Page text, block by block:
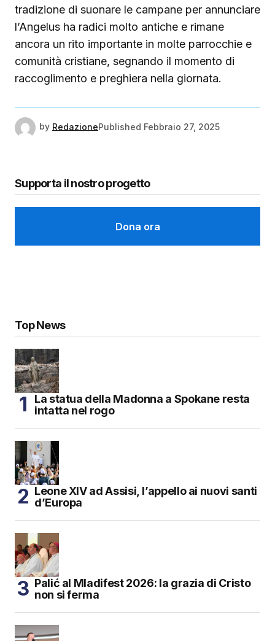
tradizione di suonare le campane per annunciare
l’Angelus ha radici molto antiche e rimane
ancora un rito importante in molte parrocchie e
comunità cristiane, segnando il momento di
raccoglimento e preghiera nella giornata.
by RedazionePublished Febbraio 27, 2025
Supporta il nostro progetto
Dona ora
Top News
La statua della Madonna a Spokane resta
intatta nel rogo
Leone XIV ad Assisi, l’appello ai nuovi santi
d’Europa
Palić al Mladifest 2026: la grazia di Cristo
non si ferma